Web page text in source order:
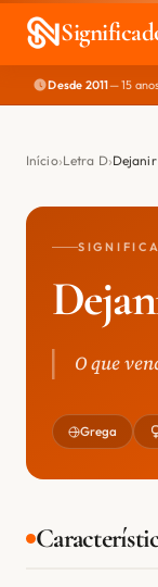
EXPLORAR
NOME PERFEITO
Desde 2011— 15
Início Letra D Dejanir
O que
Grega